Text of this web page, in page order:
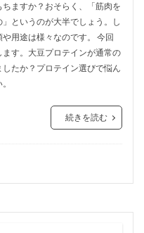
ますか？おそらく、「筋肉を
というのが大半でしょう。し
用途は様々なのです。 今回
す。大豆プロテインが通常の
たか？プロテイン選びで悩ん
続きを読む